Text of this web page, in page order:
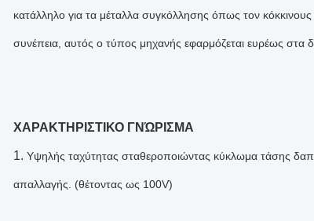
κατάλληλο για τα μέταλλα συγκόλλησης όπως τον
συνέπεια, αυτός ο τύπος μηχανής εφαρμόζεται ευρέως στα
ΧΑΡΑΚΤΗΡΙΣΤΙΚΟ ΓΝΏΡΙΣΜΑ
1. Υψηλής ταχύτητας σταθεροποιώντας κύκλωμα τάσης
απαλλαγής. (θέτοντας ως 100V)